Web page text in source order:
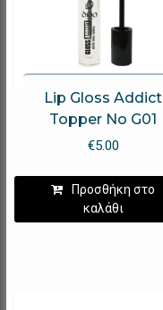
Lip Gloss Addict
Topper No G01
€5.00
Προσθήκη στο
καλάθι